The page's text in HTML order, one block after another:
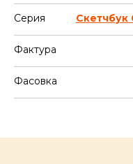
Серия
Фактура
Фасовка